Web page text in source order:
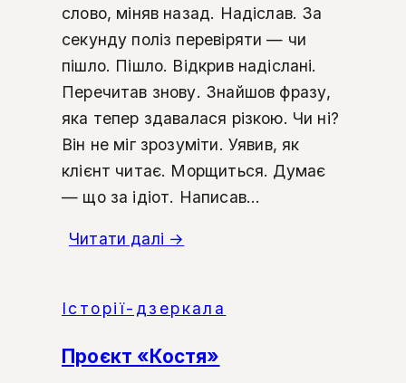
слово, міняв назад. Надіслав. За
секунду поліз перевіряти — чи
пішло. Пішло. Відкрив надіслані.
Перечитав знову. Знайшов фразу,
яка тепер здавалася різкою. Чи ні?
Він не міг зрозуміти. Уявив, як
клієнт читає. Морщиться. Думає
— що за ідіот. Написав...
Читати далі →
Історії-дзеркала
Проєкт «Костя»